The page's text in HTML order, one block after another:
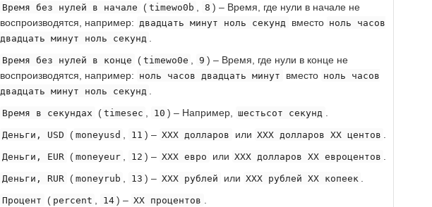
Время без нулей в начале ( timewo0b 8 ) – Время, где нули в начале не
воспроизводятся, например: двадцать минут ноль секунд вместо ноль часов
двадцать минут ноль секунд
Время без нулей в конце ( timewo0e 9 ) – Время, где нули в конце не
воспроизводятся, например: ноль часов двадцать минут вместо ноль часов
двадцать минут ноль секунд
Время в секундах ( timesec 10 ) – Например, шестьсот секунд
Деньги, USD ( moneyusd 11 ) – XXX долларов или XXX долларов XX центов
Деньги, EUR ( moneyeur 12 ) – XXX евро или XXX долларов XX евроцентов
Деньги, RUR ( moneyrub 13 ) – XXX рублей или XXX рублей XX копеек
Процент ( percent 14 ) – XX процентов